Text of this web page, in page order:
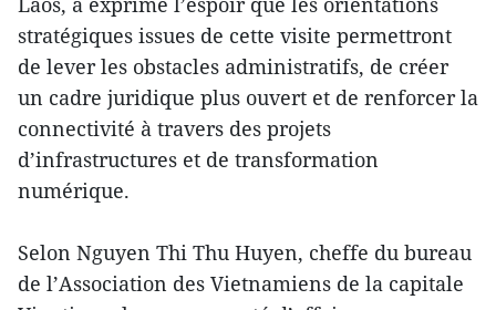
stratégiques issues de cette visite permettront
de lever les obstacles administratifs, de créer
un cadre juridique plus ouvert et de renforcer la
connectivité à travers des projets
d’infrastructures et de transformation
numérique.
Selon Nguyen Thi Thu Huyen, cheffe du bureau
de l’Association des Vietnamiens de la capitale